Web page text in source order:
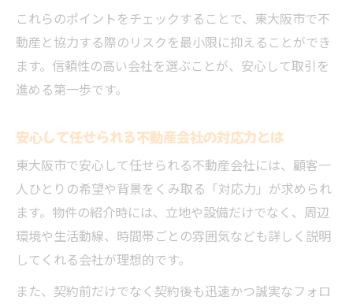
これらのポイントをチェックすることで、東大阪市で不
動産と協力する際のリスクを最小限に抑えることができ
ます。信頼性の高い会社を選ぶことが、安心して取引を
進める第一歩です。
安心して任せられる不動産会社の対応力とは
東大阪市で安心して任せられる不動産会社には、顧客一
人ひとりの希望や背景をくみ取る「対応力」が求められ
ます。物件の紹介時には、立地や設備だけでなく、周辺
環境や生活動線、時間帯ごとの雰囲気なども詳しく説明
してくれる会社が理想的です。
また、契約前だけでなく契約後も迅速かつ誠実なフォロ